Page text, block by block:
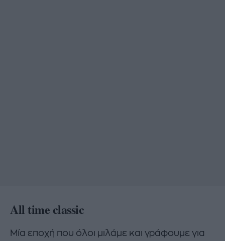
All time classic
Μία εποχή που όλοι μιλάμε και γράφουμε για